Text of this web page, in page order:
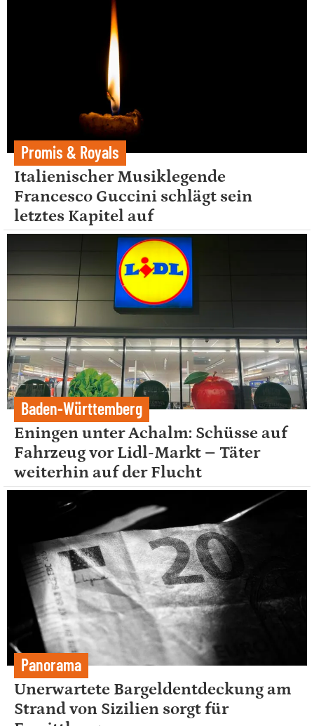
Promis & Royals
Italienischer Musiklegende
Francesco Guccini schlägt sein
letztes Kapitel auf
Baden-Württemberg
Eningen unter Achalm: Schüsse auf
Fahrzeug vor Lidl-Markt – Täter
weiterhin auf der Flucht
Panorama
Unerwartete Bargeldentdeckung am
Strand von Sizilien sorgt für